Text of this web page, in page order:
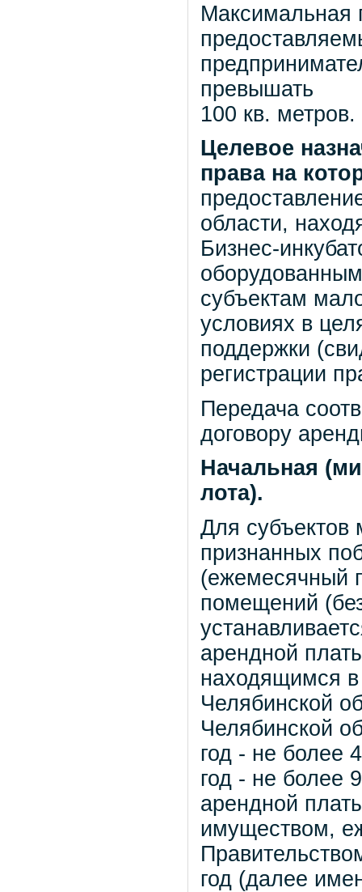
превышать
100 кв. метров.
Целевое
права на
области,
Бизнес-
субъектам
условиях в
поддержки
регистрации
Передача
договору
Начальная
лота).
Для субъектов
признанных
(ежемесячный
помещений
арендной
находящимся в
Челябинской
Челябинской
год - не более
год - не более
арендной
имуществом,
год (далее